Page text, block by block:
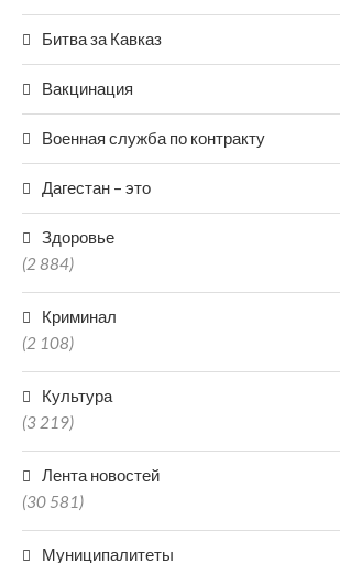
Битва за Кавказ
Вакцинация
Военная служба по контракту
Дагестан – это
Здоровье
(2 884)
Криминал
(2 108)
Культура
(3 219)
Лента новостей
(30 581)
Муниципалитеты